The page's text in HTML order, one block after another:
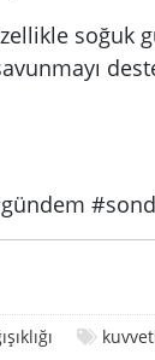
soğuk